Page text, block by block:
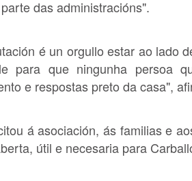
das administracións".
é un orgullo estar ao lado
para que ningunha persoa
e respostas preto da casa",
á asociación, ás familias e
útil e necesaria para